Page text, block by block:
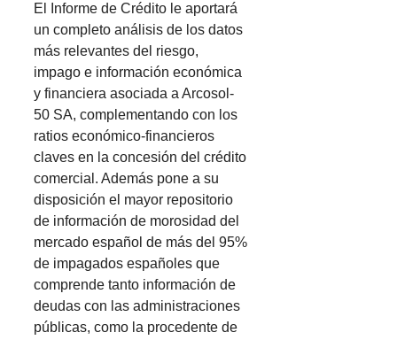
El Informe de Crédito le aportará
un completo análisis de los datos
más relevantes del riesgo,
impago e información económica
y financiera asociada a Arcosol-
50 SA, complementando con los
ratios económico-financieros
claves en la concesión del crédito
comercial. Además pone a su
disposición el mayor repositorio
de información de morosidad del
mercado español de más del 95%
de impagados españoles que
comprende tanto información de
deudas con las administraciones
públicas, como la procedente de